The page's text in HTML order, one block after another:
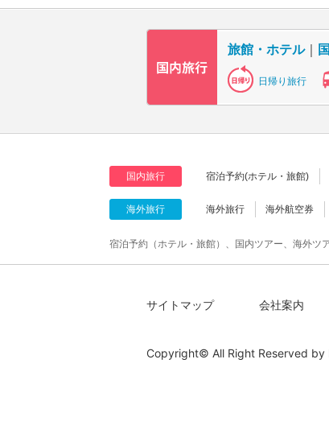
旅館・ホテル｜
日帰り旅行
国内旅行 宿泊予約(ホテル・旅館)
海外旅行 海外旅行 海外航空券
宿泊予約（ホテル・旅館）、国内ツアー、海外
サイトマップ 会社案内
Copyright© All Right Reserved by